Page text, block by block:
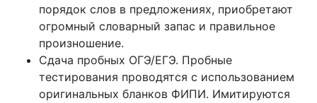
порядок слов в предложениях, приобретают
огромный словарный запас и правильное
произношение.
Сдача пробных ОГЭ/ЕГЭ. Пробные
тестирования проводятся с использованием
оригинальных бланков ФИПИ. Имитируются